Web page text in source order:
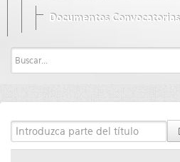
Documentos Convocatorias